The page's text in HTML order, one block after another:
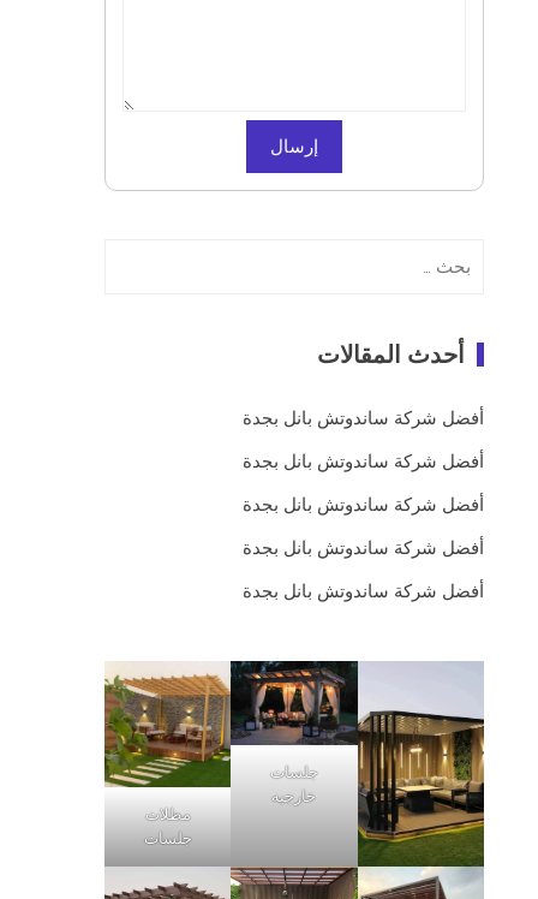
عن:
أحدث المقالات
أفضل شركة ساندوتش بانل بجدة
أفضل شركة ساندوتش بانل بجدة
أفضل شركة ساندوتش بانل بجدة
أفضل شركة ساندوتش بانل بجدة
أفضل شركة ساندوتش بانل بجدة
جلسات
خارجيه
مظلات
جلسات